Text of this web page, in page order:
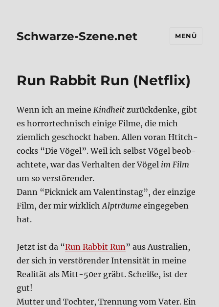
Schwarze-Szene.net MENÜ
Run Rab­bit Run (Net­flix)
Wenn ich an mei­neKind­heit zurück­den­ke, gibt
es hor­ror­tech­nisch eini­ge Fil­me, die mich
ziem­lich geschockt haben. Allen vor­an Hti­tch­
cocks “Die Vögel”. Weil ich selbst Vögel beob­
ach­te­te, war das Ver­hal­ten der Vögel im Film
um so ver­stö­ren­der.
Dann “Pick­nick am Valen­tins­tag”, der ein­zi­ge
Film, der mir wirk­lichAlp­träu­me ein­ge­ge­ben
hat.
Jetzt ist da “Run Rab­bit Run” aus Austra­li­en,
der sich in ver­stö­ren­der Inten­si­tät in mei­ne
Rea­li­tät als Mitt-50er gräbt. Schei­ße, ist der
gut!
Mut­ter und Toch­ter, Tren­nung vom Vater. Ein